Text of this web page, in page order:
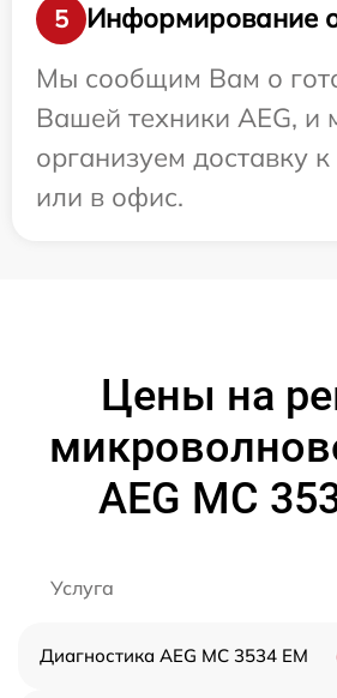
5
Информирование о
Мы сообщим Вам о
Вашей техники AEG, и
организуем доставку
или в офис.
Цены на
AEG MC
Услуга
Диагностика AEG MC 3534 EM